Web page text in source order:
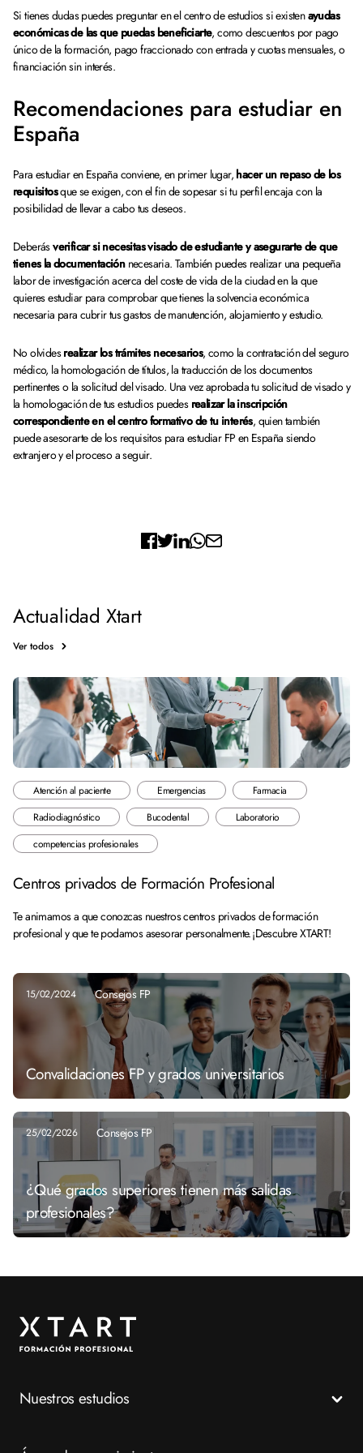
Si tienes dudas puedes preguntar en el centro de estudios si existenayudas
económicas de las que puedas beneficiarte, como descuentos por pago
único de la formación, pago fraccionado con entrada y cuotas mensuales, o
financiación sin interés.
Recomendaciones para estudiar en
España
Para estudiar en España conviene, en primer lugar, hacer un repaso de los
requisitosque se exigen, con el fin de sopesar si tu perfil encaja con la
posibilidad de llevar a cabo tus deseos.
Deberásverificar si necesitas visado de estudiante y asegurarte de que
tienes la documentaciónnecesaria. También puedes realizar una pequeña
labor de investigación acerca del coste de vida de la ciudad en la que
quieres estudiar para comprobar que tienes la solvencia económica
necesaria para cubrir tus gastos de manutención, alojamiento y estudio.
No olvidesrealizar los trámites necesarios, como la contratación del seguro
médico, la homologación de títulos, la traducción de los documentos
pertinentes o la solicitud del visado. Una vez aprobada tu solicitud de visado y
la homologación de tus estudios puedes realizar la inscripción
correspondiente en el centro formativo de tu interés, quien también
puede asesorarte de los requisitos para estudiar FP en España siendo
extranjero y el proceso a seguir.
Actualidad Xtart
Ver todos
Atención al paciente Emergencias
Farmacia
Radiodiagnóstico
Bucodental
Laboratorio
competencias profesionales
Centros privados de Formación Profesional
Te animamos a que conozcas nuestros centros privados de formación
profesional y que te podamos asesorar personalmente. ¡Descubre XTART!
15/02/2024 Consejos FP
Convalidaciones FP y grados universitarios
25/02/2026 Consejos FP
¿Qué grados superiores tienen más salidas
profesionales?
Nuestros estudios